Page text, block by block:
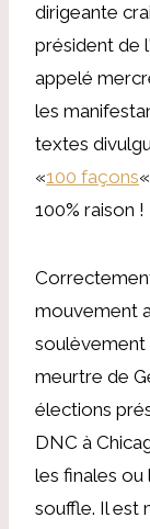
dirigeante
président de
appelé
les
textes
«100 façons
100% raison !
mouvement
soulèvement
meurtre de
élections
DNC à
les finales
souffle. Il est